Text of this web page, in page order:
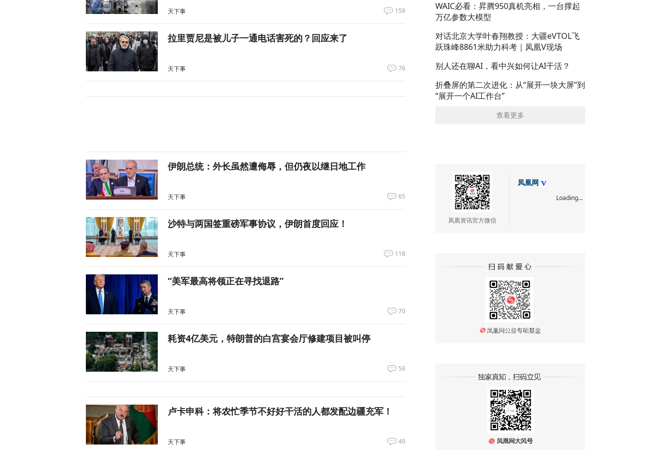
天下事 159
拉里贾尼是被儿子一通电话害死的？回应来了
天下事 76
伊朗总统：外长虽然遭侮辱，但仍夜以继日地工作
天下事 65
沙特与两国签重磅军事协议，伊朗首度回应！
天下事 118
“美军最高将领正在寻找退路”
天下事 70
耗资4亿美元，特朗普的白宫宴会厅修建项目被叫停
天下事 56
卢卡申科：将农忙季节不好好干活的人都发配边疆充军！
天下事 49
WAIC必看：昇腾950真机亮相，一台撑起
万亿参数大模型
对话北京大学叶春翔教授：大疆eVTOL飞
跃珠峰8861米助力科考｜凤凰V现场
别人还在聊AI，看中兴如何让AI干活？
折叠屏的第二次进化：从“展开一块大屏”到
“展开一个AI工作台”
查看更多
凤凰资讯官方微信
凤凰网
Loading...